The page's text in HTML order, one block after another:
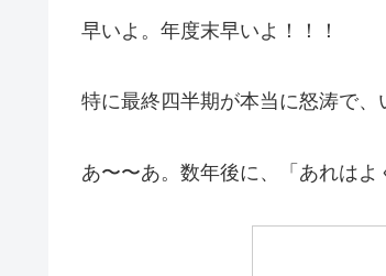
早いよ。年度末早いよ！！！
特に最終四半期が本当に怒涛で、
あ〜〜あ。数年後に、「あれはよ